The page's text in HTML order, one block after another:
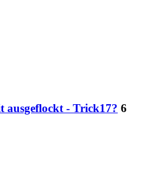
ausgeflockt - Trick17? 6